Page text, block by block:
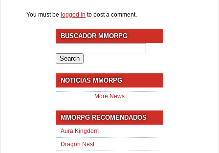
You must be logged in to post a comment.
BUSCADOR MMORPG
for:
NOTICIAS MMORPG
More News
MMORPG RECOMENDADOS
Aura Kingdom
Dragon Nest